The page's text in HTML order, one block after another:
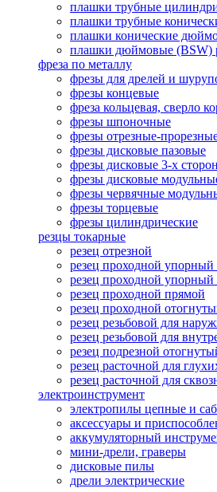
плашки трубные
плашки трубные
плашки конические
плашки дюймовые (BSW)
фреза по металлу
фрезы для дрелей и
фрезы концевые
фреза кольцевая, сверло
фрезы шпоночные
фрезы отрезные-
фрезы дисковые пазовые
фрезы дисковые 3-х
фрезы дисковые
фрезы червячные
фрезы торцевые
фрезы цилиндрические
резцы токарные
резец отрезной
резец проходной
резец проходной упорный
резец проходной прямой
резец проходной
резец резьбовой для
резец резьбовой для
резец подрезной
резец расточной для
резец расточной для
электроинструмент
электропилы цепные и
аксессуары и
аккумуляторный
мини-дрели, граверы
дисковые пилы
дрели электрические